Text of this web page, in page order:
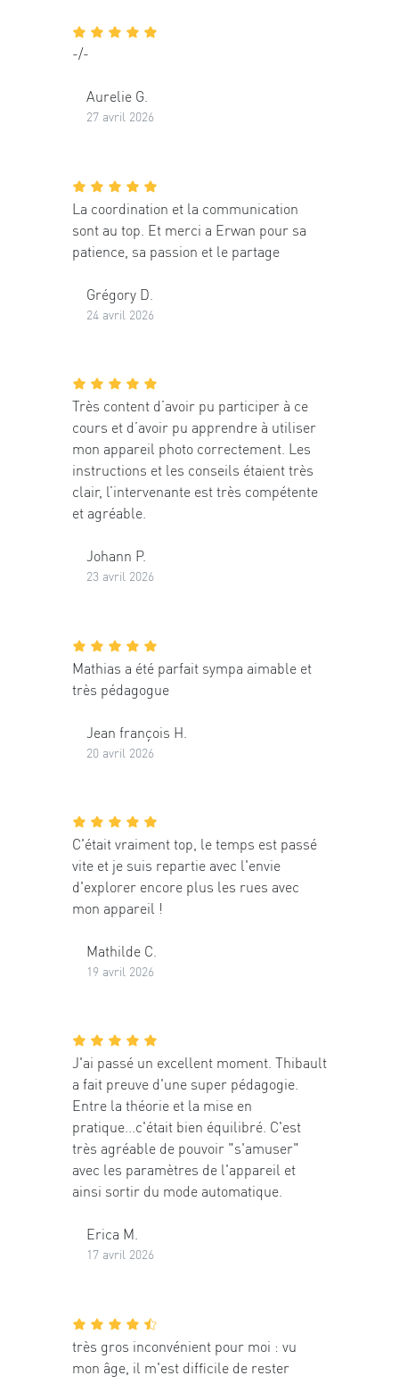
-/-
Aurelie G.
27 avril 2026
La coordination et la communication
sont au top. Et merci a Erwan pour sa
patience, sa passion et le partage
Grégory D.
24 avril 2026
Très content d’avoir pu participer à ce
cours et d’avoir pu apprendre à utiliser
mon appareil photo correctement. Les
instructions et les conseils étaient très
clair, l’intervenante est très compétente
et agréable.
Johann P.
23 avril 2026
Mathias a été parfait sympa aimable et
très pédagogue
Jean françois H.
20 avril 2026
C'était vraiment top, le temps est passé
vite et je suis repartie avec l'envie
d'explorer encore plus les rues avec
mon appareil !
Mathilde C.
19 avril 2026
J'ai passé un excellent moment. Thibault
a fait preuve d'une super pédagogie.
Entre la théorie et la mise en
pratique...c'était bien équilibré. C'est
très agréable de pouvoir "s'amuser"
avec les paramètres de l'appareil et
ainsi sortir du mode automatique.
Erica M.
17 avril 2026
très gros inconvénient pour moi : vu
mon âge, il m'est difficile de rester